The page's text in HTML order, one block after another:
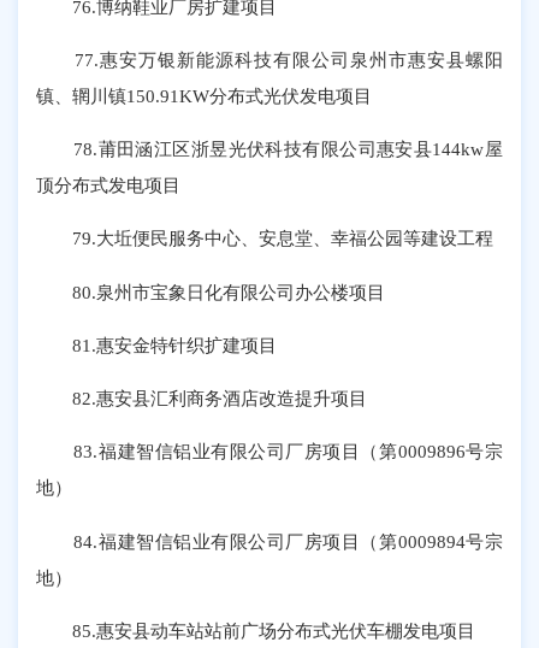
76.博纳鞋业厂房扩建项目
77.惠安万银新能源科技有限公司泉州市惠安县螺阳
镇、辋川镇150.91KW分布式光伏发电项目
78.莆田涵江区浙昱光伏科技有限公司惠安县144kw屋
顶分布式发电项目
79.大坵便民服务中心、安息堂、幸福公园等建设工程
80.泉州市宝象日化有限公司办公楼项目
81.惠安金特针织扩建项目
82.惠安县汇利商务酒店改造提升项目
83.福建智信铝业有限公司厂房项目（第0009896号宗
地）
84.福建智信铝业有限公司厂房项目（第0009894号宗
地）
85.惠安县动车站站前广场分布式光伏车棚发电项目